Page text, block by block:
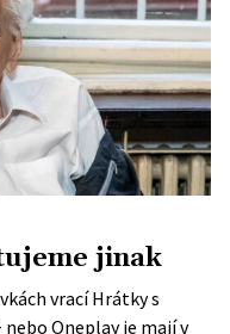
jinak
vrací Hrátky s
Oneplay je mají v